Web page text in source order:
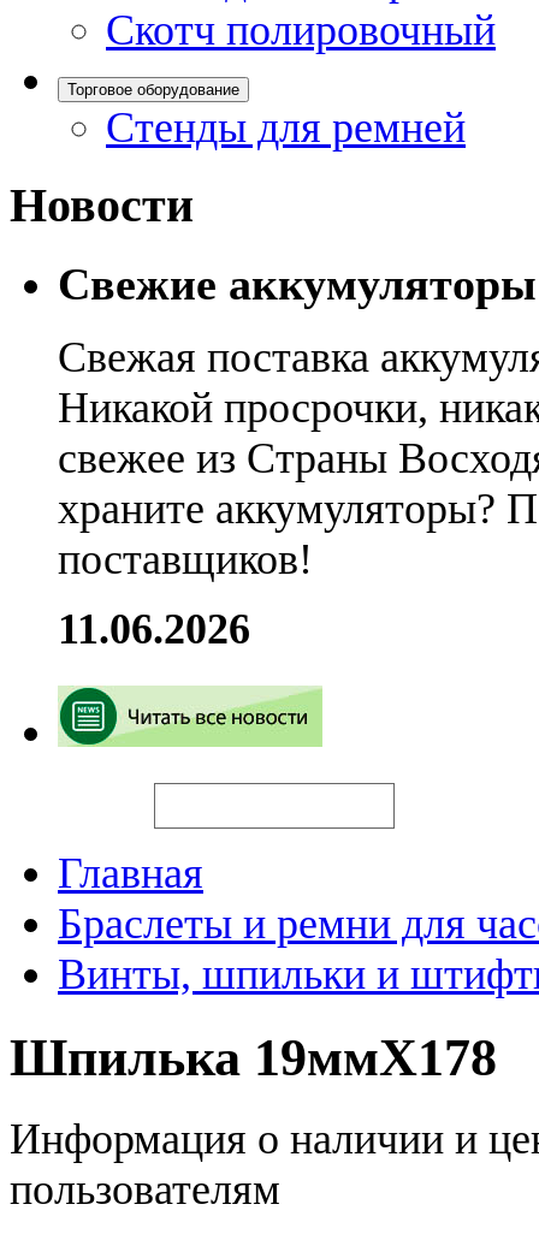
Скотч полировочный
Торговое оборудование
Стенды для ремней
Новости
Свежие
Свежая поставка
Никакой просрочки,
свежее из Страны
храните аккумуляторы?
поставщиков!
11.06.2026
Главная
Браслеты и ремни для
Винты, шпильки и
Шпилька 19ммX178
Информация о наличии и
пользователям